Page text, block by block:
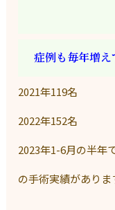
症例も毎年増え
2021年119名
2022年152名
2023年1-6月の半
の手術実績がありま